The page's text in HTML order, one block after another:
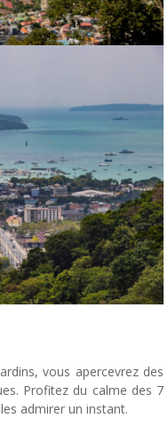
vous apercevrez des
Profitez du calme des 7
admirer un instant.